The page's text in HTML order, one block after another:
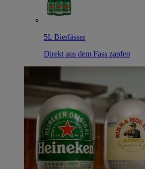
5L Bierfässer
Direkt aus dem Fass zapfen